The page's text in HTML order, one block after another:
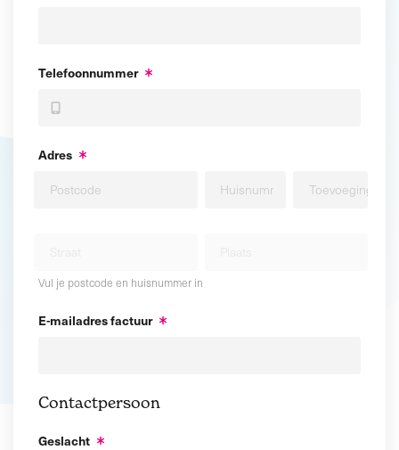
Telefoonnummer
Adres
Vul je postcode en huisnummer in
E-mailadres factuur
Contactpersoon
Geslacht